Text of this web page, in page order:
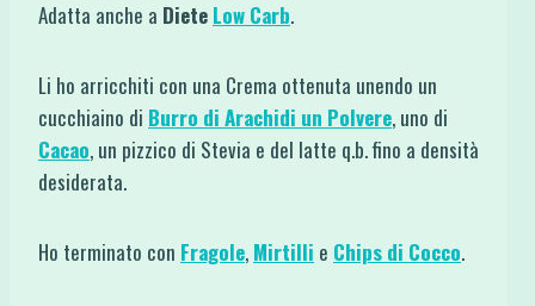
Adatta anche a Diete Low Carb.
Li ho arricchiti con una Crema ottenuta unendo un
cucchiaino di Burro di Arachidi un Polvere, uno di
Cacao, un pizzico di Stevia e del latte q.b. fino a densità
desiderata.
Ho terminato con Fragole, Mirtilli e Chips di Cocco.